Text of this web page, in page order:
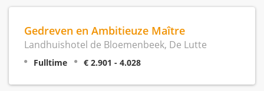
Gedreven en Ambitieuze Maître
Landhuishotel de Bloemenbeek, De Lutte
Fulltime € 2.901 - 4.028